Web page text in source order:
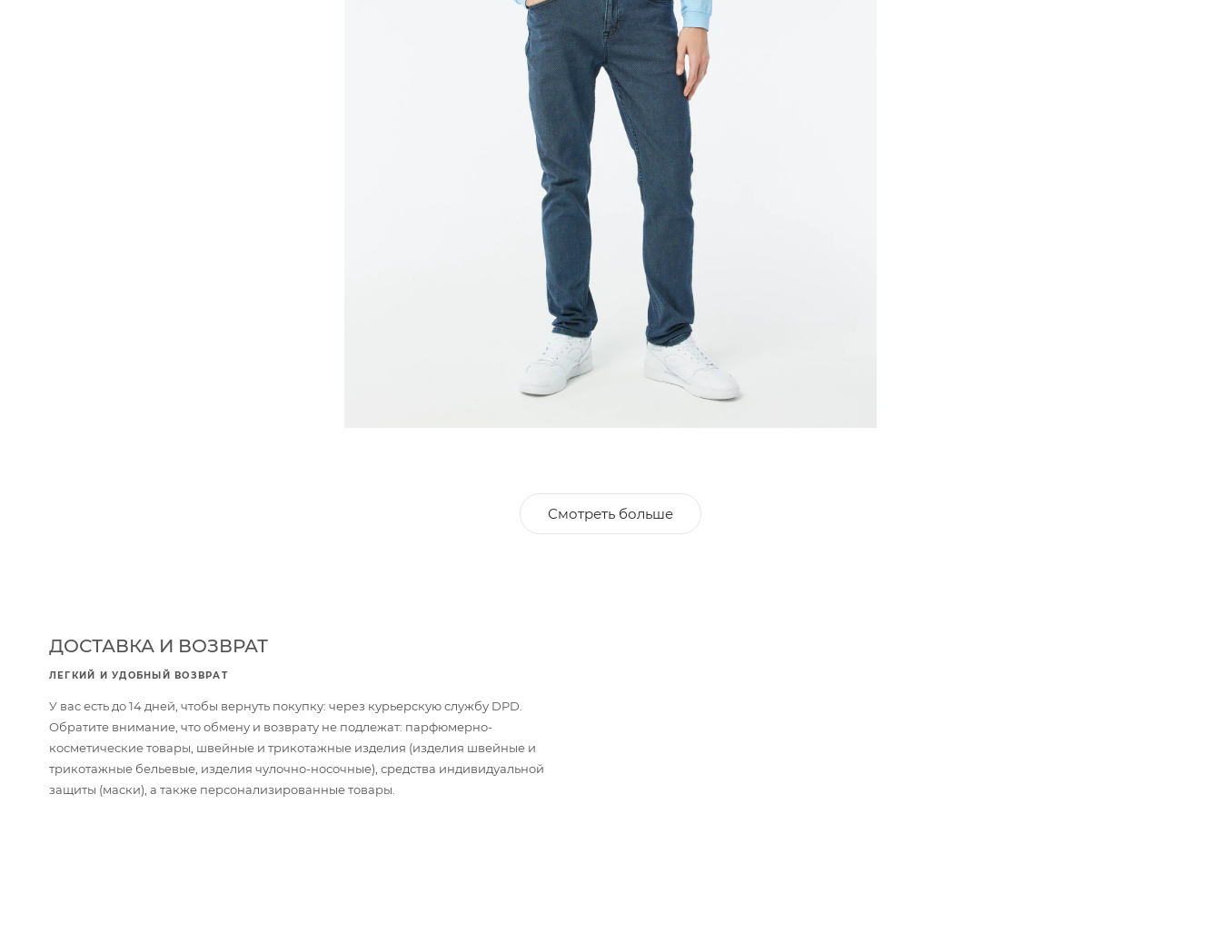
Смотреть больше
ДОСТАВКА И ВОЗВРАТ
ЛЕГКИЙ И УДОБНЫЙ ВОЗВРАТ
У вас есть до 14 дней, чтобы вернуть покупку: через курьерскую службу DPD.
Обратите внимание, что обмену и возврату не подлежат: парфюмерно-
косметические товары, швейные и трикотажные изделия (изделия швейные и
трикотажные бельевые, изделия чулочно-носочные), средства индивидуальной
защиты (маски), а также персонализированные товары.